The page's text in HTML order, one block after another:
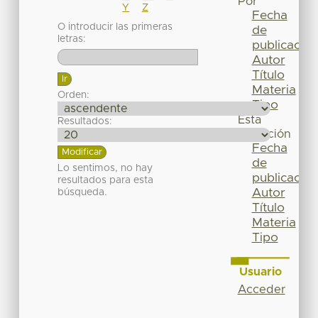
Y
Z
O introducir las primeras
letras:
Orden:
Resultados:
Lo sentimos, no hay
resultados para esta
búsqueda.
Fecha
de
publicación
Autor
Título
Materia
Tipo
Esta
colección
Fecha
de
publicación
Autor
Título
Materia
Tipo
Usuario
Acceder